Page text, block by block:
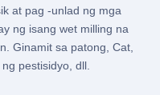
at pag -unlad ng mga
ng isang wet milling na
Ginamit sa patong, Cat,
pestisidyo, dll.